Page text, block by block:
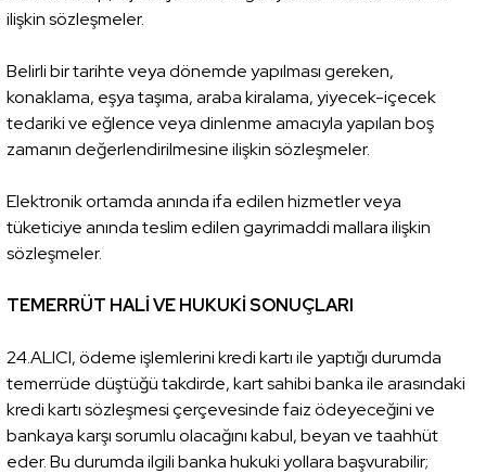
ilişkin sözleşmeler.
Belirli bir tarihte veya dönemde yapılması gereken,
konaklama, eşya taşıma, araba kiralama, yiyecek-içecek
tedariki ve eğlence veya dinlenme amacıyla yapılan boş
zamanın değerlendirilmesine ilişkin sözleşmeler.
Elektronik ortamda anında ifa edilen hizmetler veya
tüketiciye anında teslim edilen gayrimaddi mallara ilişkin
sözleşmeler.
TEMERRÜT HALİ VE HUKUKİ SONUÇLARI
24.ALICI, ödeme işlemlerini kredi kartı ile yaptığı durumda
temerrüde düştüğü takdirde, kart sahibi banka ile arasındaki
kredi kartı sözleşmesi çerçevesinde faiz ödeyeceğini ve
bankaya karşı sorumlu olacağını kabul, beyan ve taahhüt
eder. Bu durumda ilgili banka hukuki yollara başvurabilir;